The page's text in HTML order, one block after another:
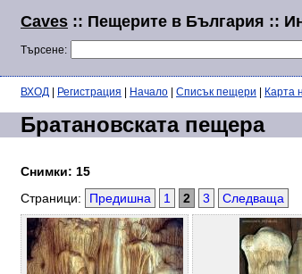
Caves :: Пещерите в България ::
Търсене:
ВХОД Регистрация Начало Списък пещери Карта
Братановската пещера
Снимки: 15
Страници:
Предишна 1 2 3 Следваща